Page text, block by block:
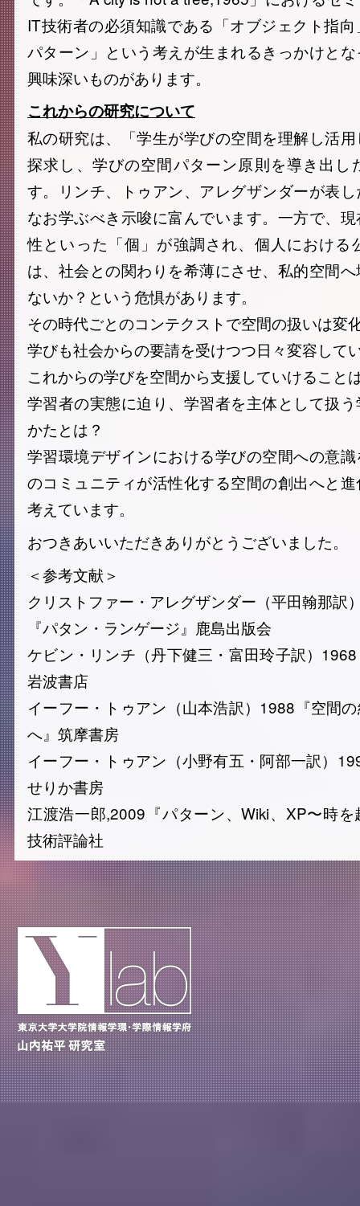
IT技術者の必須知識である「オブジェクト指
パターン」という考えが生まれるきっかけと
興味深いものがあります。
これからの研究について
私の研究は、「学生が学びの空間を理解し活
探求し、学びの空間パターン原則を導き出し
す。リンチ、トゥアン、アレグザンダーが表
なお学ぶべき示唆に富んでいます。一方で、
性といった「個」が強調され、個人における
は、社会との関わりを希薄にさせ、私的空間
ないか？という危惧があります。
その時代ごとのコンテクストで空間の扱いは変
学びも社会からの要請を受けつつ日々変容して
これからの学びを空間から支援していけること
学習者の実態に迫り、学習者を主体として扱
かたとは？
学習環境デザインにおける学びの空間への意
のコミュニティが活性化する空間の創出へと
考えています。
おつきあいいただきありがとうございました。
＜参考文献＞
クリストファー・アレグザンダー（平田翰那訳
『パタン・ランゲージ』鹿島出版会
ケビン・リンチ（丹下健三・富田玲子訳）
岩波書店
イーフー・トゥアン（山本浩訳）1988『空間
へ』筑摩書房
イーフー・トゥアン（小野有五・阿部一訳）
せりか書房
江渡浩一郎,2009『パターン、Wiki、XP〜時
技術評論社